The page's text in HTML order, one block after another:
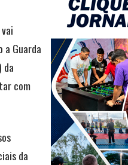
a Guarda
da
com
da